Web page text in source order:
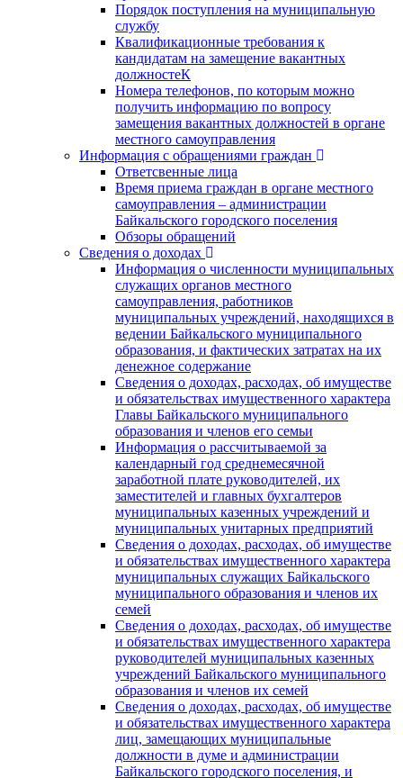
Порядок поступления на муниципальную
службу
Квалификационные требования к
кандидатам на замещение вакантных
должностеК
Номера телефонов, по которым можно
получить информацию по вопросу
замещения вакантных должностей в органе
местного самоуправления
Информация с обращениями граждан
Ответсвенные лица
Время приема граждан в органе местного
самоуправления – администрации
Байкальского городского поселения
Обзоры обращений
Сведения о доходах
Информация о численности муниципальных
служащих органов местного
самоуправления, работников
муниципальных учреждений, находящихся в
ведении Байкальского муниципального
образования, и фактических затратах на их
денежное содержание
Сведения о доходах, расходах, об имуществе
и обязательствах имущественного характера
Главы Байкальского муниципального
образования и членов его семьи
Информация о рассчитываемой за
календарный год среднемесячной
заработной плате руководителей, их
заместителей и главных бухгалтеров
муниципальных казенных учреждений и
муниципальных унитарных предприятий
Сведения о доходах, расходах, об имуществе
и обязательствах имущественного характера
муниципальных служащих Байкальского
муниципального образования и членов их
семей
Сведения о доходах, расходах, об имуществе
и обязательствах имущественного характера
руководителей муниципальных казенных
учреждений Байкальского муниципального
образования и членов их семей
Сведения о доходах, расходах, об имуществе
и обязательствах имущественного характера
лиц, замещающих муниципальные
должности в думе и администрации
Байкальского городского поселения, и